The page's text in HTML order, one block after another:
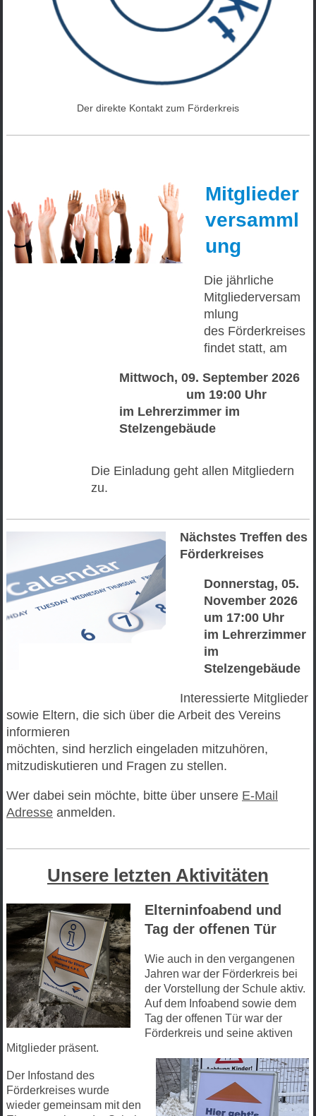
Der direkte Kontakt zum Förderkreis
Mitglieder
versamml
ung
Die jährliche
Mitgliederversam
mlung
des Förderkreises
findet statt, am
Mittwoch, 09. September 2026
um 19:00 Uhr
im Lehrerzimmer im
Stelzengebäude
Die Einladung geht allen Mitgliedern
zu.
Nächstes Treffen des
Förderkreises
Donnerstag, 05.
November 2026
um 17:00 Uhr
im Lehrerzimmer
im
Stelzengebäude
Interessierte Mitglieder
sowie Eltern, die sich über die Arbeit des Vereins
informieren
möchten, sind herzlich eingeladen mitzuhören,
mitzudiskutieren und Fragen zu stellen.
Wer dabei sein möchte, bitteüber unsere E-Mail
Adresseanmelden.
Unsere letzten Aktivitäten
Elterninfoabend und
Tag der offenen Tür
Wie auch in den vergangenen
Jahren war der Förderkreis bei
der Vorstellung der Schule aktiv.
Auf dem Infoabend sowie dem
Tag der offenen Tür war der
Förderkreis und seine aktiven
Mitglieder präsent.
Der Infostand des
Förderkreises wurde
wieder gemeinsam mit den